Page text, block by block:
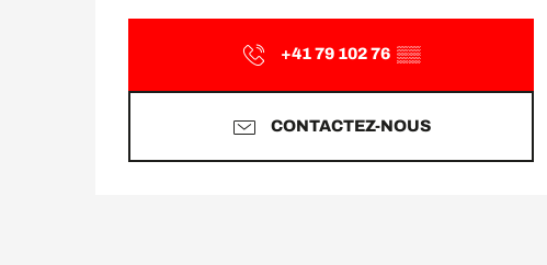
+41 79 102 76 ▒▒
CONTACTEZ-NOUS